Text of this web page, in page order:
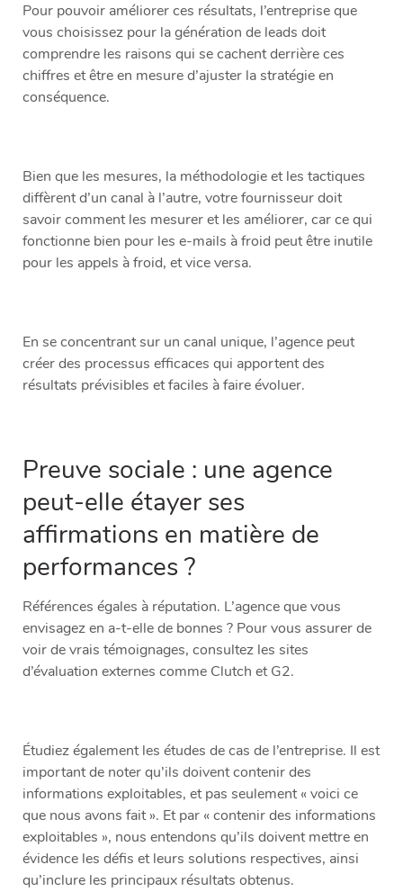
Pour pouvoir améliorer ces résultats, l’entreprise que
vous choisissez pour la génération de leads doit
comprendre les raisons qui se cachent derrière ces
chiffres et être en mesure d’ajuster la stratégie en
conséquence.
Bien que les mesures, la méthodologie et les tactiques
diffèrent d’un canal à l’autre, votre fournisseur doit
savoir comment les mesurer et les améliorer, car ce qui
fonctionne bien pour les e-mails à froid peut être inutile
pour les appels à froid, et vice versa.
En se concentrant sur un canal unique, l’agence peut
créer des processus efficaces qui apportent des
résultats prévisibles et faciles à faire évoluer.
Preuve sociale : une agence
peut-elle étayer ses
affirmations en matière de
performances ?
Références égales à réputation. L’agence que vous
envisagez en a-t-elle de bonnes ? Pour vous assurer de
voir de vrais témoignages, consultez les sites
d’évaluation externes comme Clutch et G2.
Étudiez également les études de cas de l’entreprise. Il est
important de noter qu’ils doivent contenir des
informations exploitables, et pas seulement « voici ce
que nous avons fait ». Et par « contenir des informations
exploitables », nous entendons qu’ils doivent mettre en
évidence les défis et leurs solutions respectives, ainsi
qu’inclure les principaux résultats obtenus.